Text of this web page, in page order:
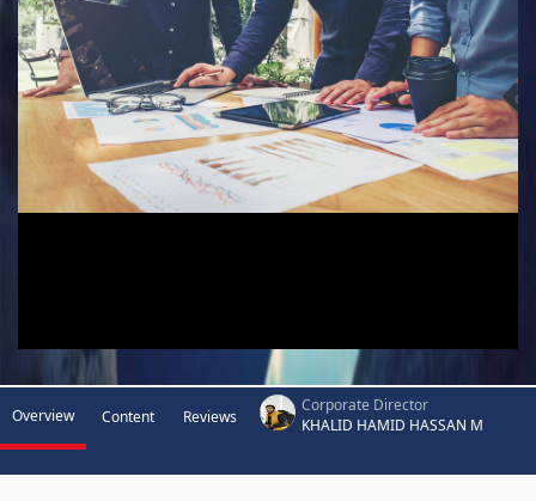
Overview Content Reviews
Corporate Director
KHALID HAMID HASSAN M